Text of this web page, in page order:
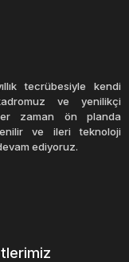
için
ve
daha küçük
için daha
bir model
uygun
tecrübesiyle kendi
ve yenilikçi
her zaman ön planda
ve ileri teknoloji
ediyoruz.